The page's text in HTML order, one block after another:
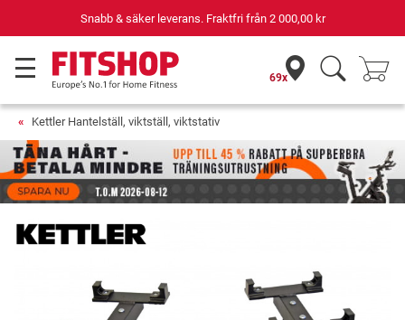
Snabb & säker leverans. Fraktfri från 2 000,00 kr
69x
Kettler Hantelställ, viktställ, viktstativ